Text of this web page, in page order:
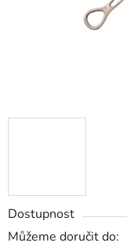
Dostupnost
Můžeme doručit do: